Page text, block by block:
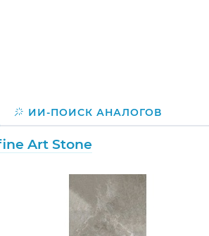
ИИ-ПОИСК АНАЛОГОВ
Art Stone